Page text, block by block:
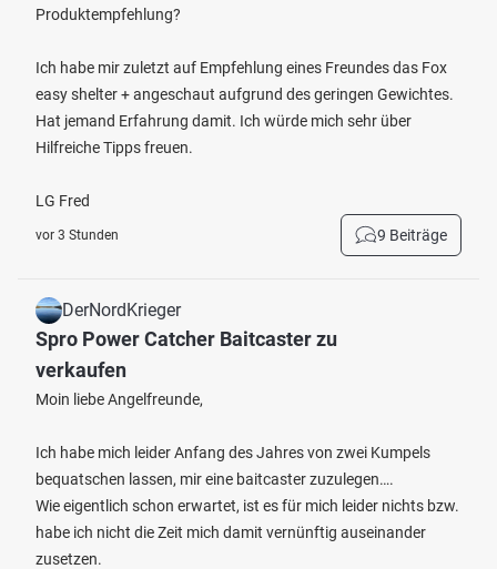
Produktempfehlung?
Ich habe mir zuletzt auf Empfehlung eines Freundes das Fox
easy shelter + angeschaut aufgrund des geringen Gewichtes.
Hat jemand Erfahrung damit. Ich würde mich sehr über
Hilfreiche Tipps freuen.
LG Fred
vor 3 Stunden 9 Beiträge
DerNordKrieger
Spro Power Catcher Baitcaster zu
verkaufen
Moin liebe Angelfreunde,
Ich habe mich leider Anfang des Jahres von zwei Kumpels
bequatschen lassen, mir eine baitcaster zuzulegen….
Wie eigentlich schon erwartet, ist es für mich leider nichts bzw.
habe ich nicht die Zeit mich damit vernünftig auseinander
zusetzen.